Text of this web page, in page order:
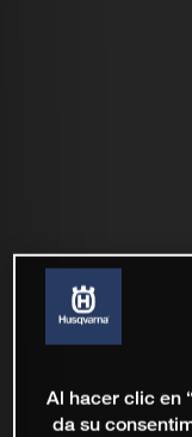
Al hacer clic en
da su